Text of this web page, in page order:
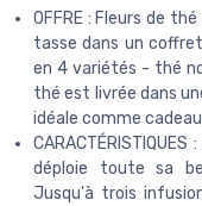
OFFRE : Fleurs de
tasse dans un
en 4 variétés - thé
thé est livrée dans
idéale comme
déploie toute sa
Jusqu'à trois